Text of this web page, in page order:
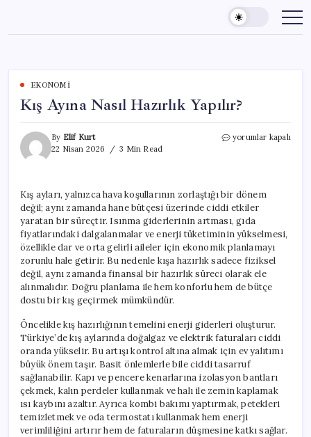
content
EKONOMI
Kış Ayına Nasıl Hazırlık Yapılır?
By Elif Kurt
22 Nisan 2026
3 Min Read
Kış
için
yorumlar kapalı
Kış ayları, yalnızca hava koşullarının zorlaştığı bir dönem
değil; aynı zamanda hane bütçesi üzerinde ciddi etkiler
yaratan bir süreçtir. Isınma giderlerinin artması, gıda
fiyatlarındaki dalgalanmalar ve enerji tüketiminin yükselmesi,
özellikle dar ve orta gelirli aileler için ekonomik planlamayı
zorunlu hale getirir. Bu nedenle kışa hazırlık sadece fiziksel
değil, aynı zamanda finansal bir hazırlık süreci olarak ele
alınmalıdır. Doğru planlama ile hem konforlu hem de bütçe
dostu bir kış geçirmek mümkündür.
Öncelikle kış hazırlığının temelini enerji giderleri oluşturur.
Türkiye’de kış aylarında doğalgaz ve elektrik faturaları ciddi
oranda yükselir. Bu artışı kontrol altına almak için ev yalıtımı
büyük önem taşır. Basit önlemlerle bile ciddi tasarruf
sağlanabilir. Kapı ve pencere kenarlarına izolasyon bantları
çekmek, kalın perdeler kullanmak ve halı ile zemin kaplamak
ısı kaybını azaltır. Ayrıca kombi bakımı yaptırmak, petekleri
temizletmek ve oda termostatı kullanmak hem enerji
verimliliğini artırır hem de faturaların düşmesine katkı sağlar.